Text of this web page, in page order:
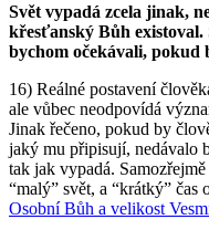
Svět vypadá zcela jinak,
křesťanský Bůh existoval.
bychom očekávali, pokud
16) Reálné postavení
ale vůbec neodpovídá
Jinak řečeno, pokud by
jaký mu připisují, nedávalo
tak jak vypadá.
“malý” svět, a “krátký”
Osobní Bůh a velikost